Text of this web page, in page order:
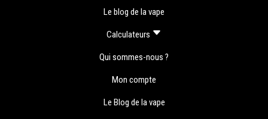
Le blog de la vape
Calculateurs
Qui sommes-nous ?
Mon compte
Le Blog de la vape